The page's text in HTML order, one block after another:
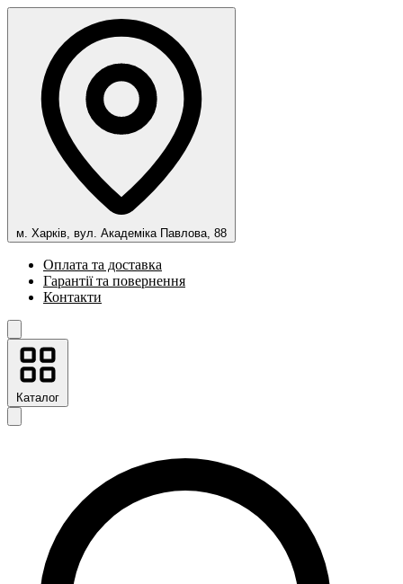
м. Харків, вул. Академіка Павлова, 88
Оплата та доставка
Гарантії та повернення
Контакти
Каталог